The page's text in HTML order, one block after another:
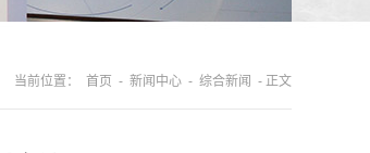
当前位置： 首页 - 新闻中心 - 综合新闻 - 正文